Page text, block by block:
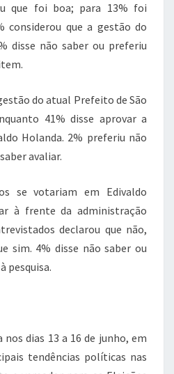
que foi boa; para 13% foi
considerou que a gestão do
disse não saber ou preferiu
do atual Prefeito de São
41% disse aprovar a
Holanda. 2% preferiu não
avaliar.
se votariam em Edivaldo
à frente da administração
declarou que não,
sim. 4% disse não saber ou
pesquisa.
dias 13 a 16 de junho, em
tendências políticas nas